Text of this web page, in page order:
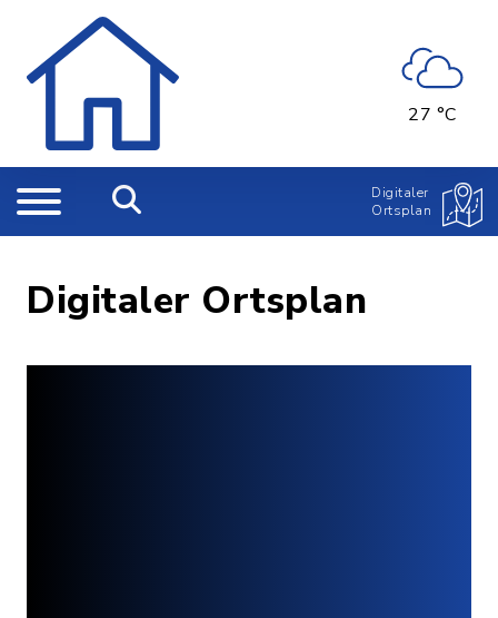
27 °C
Digitaler
Ortsplan
Digitaler Ortsplan